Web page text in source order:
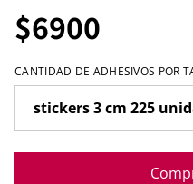
$6900
CANTIDAD DE ADHESIVOS POR